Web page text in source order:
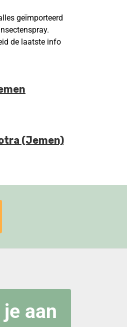
geïmporteerd
de laatste info
(Jemen)
aan